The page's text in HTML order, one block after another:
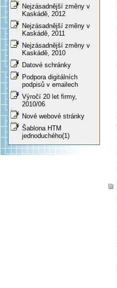
Nejzásadnější změny v
Kaskádě, 2012
Nejzásadnější změny v
Kaskádě, 2011
Nejzásadnější změny v
Kaskádě, 2010
Datové schránky
Podpora digitálních
podpisů v emailech
Výročí 20 let firmy,
2010/06
Nové webové stránky
Šablona HTM
jednoduchého(1)